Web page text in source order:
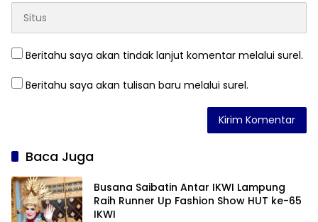
Beritahu saya akan tindak lanjut komentar melalui surel.
Beritahu saya akan tulisan baru melalui surel.
Baca Juga
Busana Saibatin Antar IKWI Lampung
Raih Runner Up Fashion Show HUT ke-65
IKWI